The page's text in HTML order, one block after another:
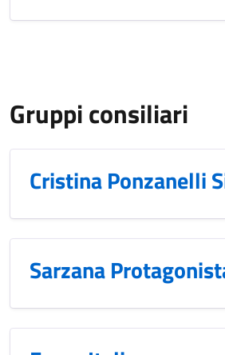
Gruppi consiliari
Cristina Ponzanelli
Sarzana